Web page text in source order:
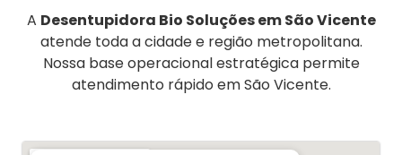
A Desentupidora Bio Soluções em São Vicente
atende toda a cidade e região metropolitana.
Nossa base operacional estratégica permite
atendimento rápido em São Vicente.